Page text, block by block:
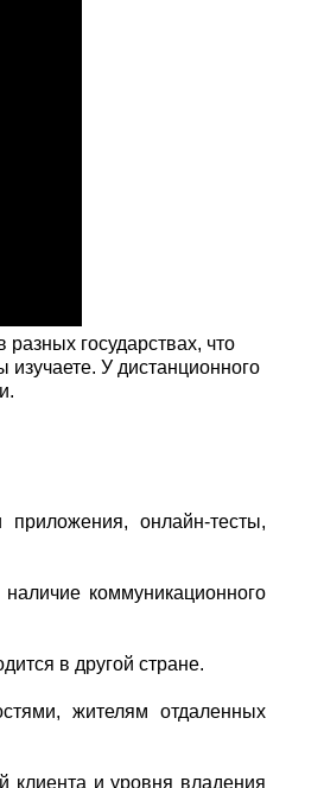
государствах, что
У дистанционного
онлайн-тесты,
коммуникационного
в другой стране.
жителям отдаленных
клиента и уровня владения